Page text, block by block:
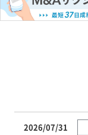
2026/07/31